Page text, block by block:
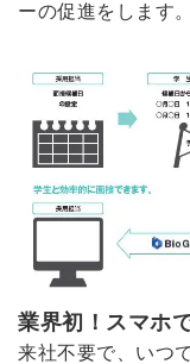
ーの促進をします。
業界初！スマホ
来社不要で、いつ